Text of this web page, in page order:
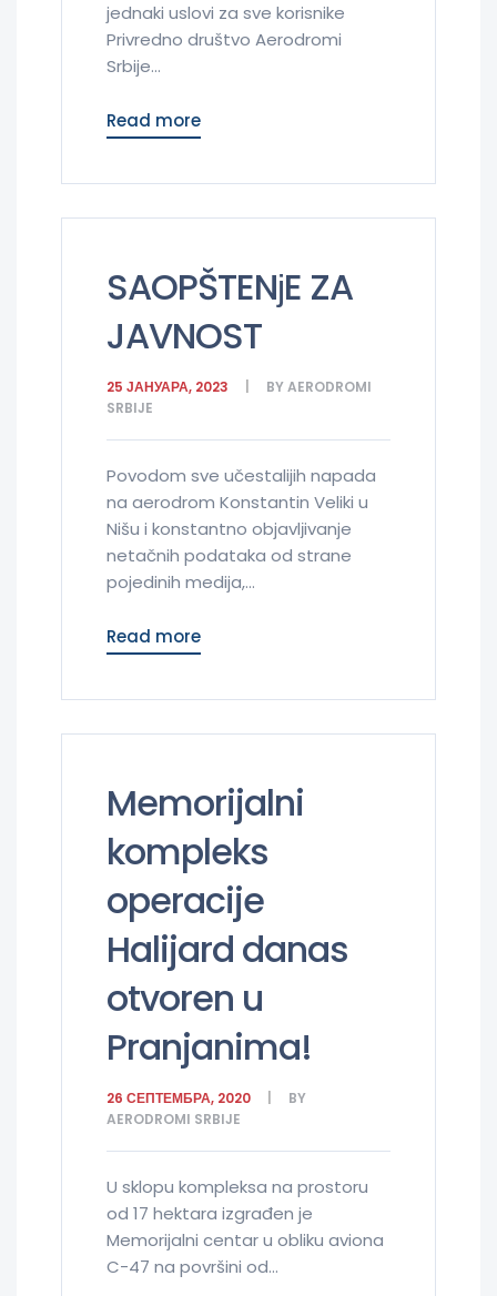
jednaki uslovi za sve korisnike
Privredno društvo Aerodromi
Srbije...
Read more
SAOPŠTENјE ZA
JAVNOST
25 ЈАНУАРА, 2023 BYAERODROMI
SRBIJE
Povodom sve učestalijih napada
na aerodrom Konstantin Veliki u
Nišu i konstantno objavlјivanje
netačnih podataka od strane
pojedinih medija,...
Read more
Memorijalni
kompleks
operacije
Halijard danas
otvoren u
Pranjanima!
26 СЕПТЕМБРА, 2020
BY
AERODROMI SRBIJE
U sklopu kompleksa na prostoru
od 17 hektara izgrađen je
Memorijalni centar u obliku aviona
C-47 na površini od...